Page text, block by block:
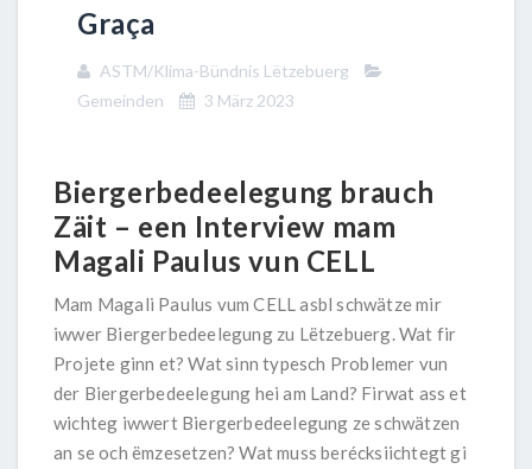
Graça
ASTM/Klima-Bündnis Lëtzebuerg
Gemeinden
3 März 2023
Biergerbedeelegung brauch
Zäit – een Interview mam
Magali Paulus vun CELL
Mam Magali Paulus vumCELL asbl schwätze mir
iwwer Biergerbedeelegung zu Lëtzebuerg. Wat fir
Projete ginn et? Wat sinn typesch Problemer vun
der Biergerbedeelegung hei am Land? Firwat ass et
wichteg iwwert Biergerbedeelegung ze schwätzen
an se och ëmzesetzen? Wat muss berécksiichtegt gi